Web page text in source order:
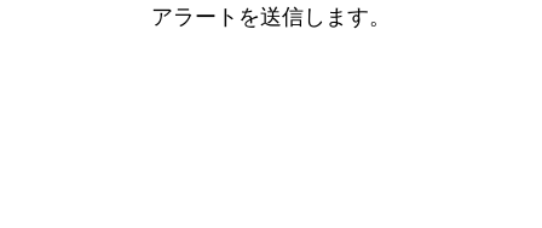
アラートを送信します。